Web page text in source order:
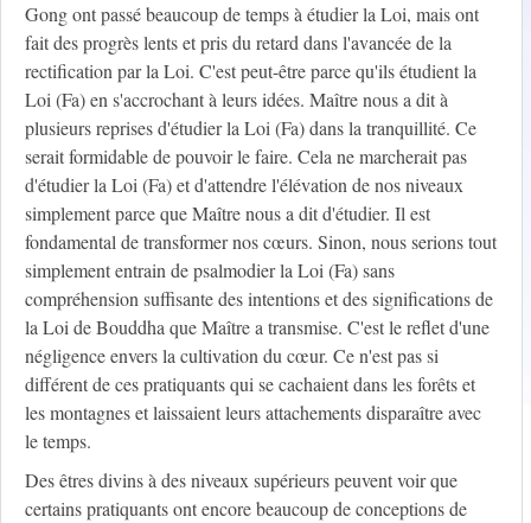
Gong ont passé beaucoup de temps à étudier la Loi, mais ont
fait des progrès lents et pris du retard dans l'avancée de la
rectification par la Loi. C'est peut-être parce qu'ils étudient la
Loi (Fa) en s'accrochant à leurs idées. Maître nous a dit à
plusieurs reprises d'étudier la Loi (Fa) dans la tranquillité. Ce
serait formidable de pouvoir le faire. Cela ne marcherait pas
d'étudier la Loi (Fa) et d'attendre l'élévation de nos niveaux
simplement parce que Maître nous a dit d'étudier. Il est
fondamental de transformer nos cœurs. Sinon, nous serions tout
simplement entrain de psalmodier la Loi (Fa) sans
compréhension suffisante des intentions et des significations de
la Loi de Bouddha que Maître a transmise. C'est le reflet d'une
négligence envers la cultivation du cœur. Ce n'est pas si
différent de ces pratiquants qui se cachaient dans les forêts et
les montagnes et laissaient leurs attachements disparaître avec
le temps.
Des êtres divins à des niveaux supérieurs peuvent voir que
certains pratiquants ont encore beaucoup de conceptions de